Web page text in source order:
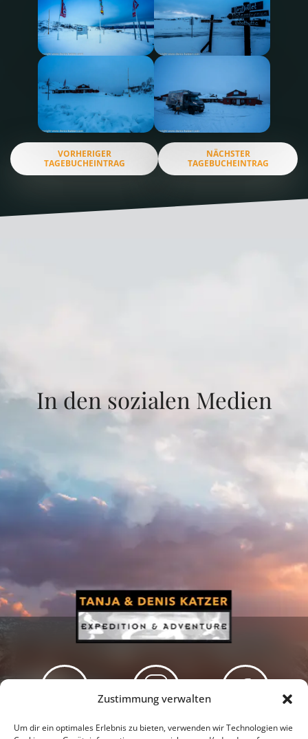
Zustimmung verwalten
Um dir ein optimales Erlebnis zu bieten, verwenden wir Technologien wie
VORHERIGER
TAGEBUCHEINTRAG
NÄCHSTER
TAGEBUCHEINTRAG
In den sozialen Medien
Newsletter Podcast Facebook